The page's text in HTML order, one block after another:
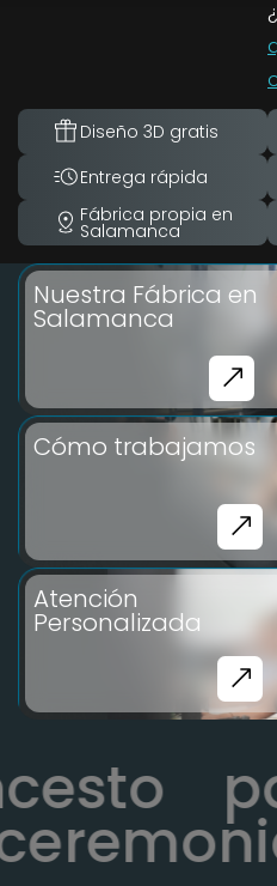
Diseño 3D gratis
Entrega rápida
Fábrica propia en
Salamanca
Nuestra Fábrica en
Salamanca
Cómo trabajamos
Atención
Personalizada